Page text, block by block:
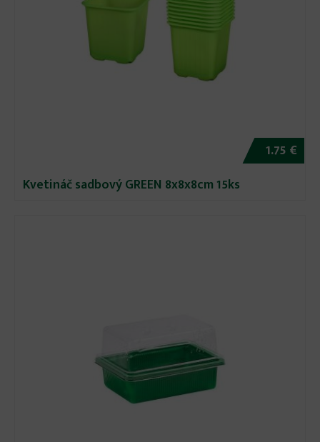
1.75 €
Kvetináč sadbový GREEN 8x8x8cm 15ks